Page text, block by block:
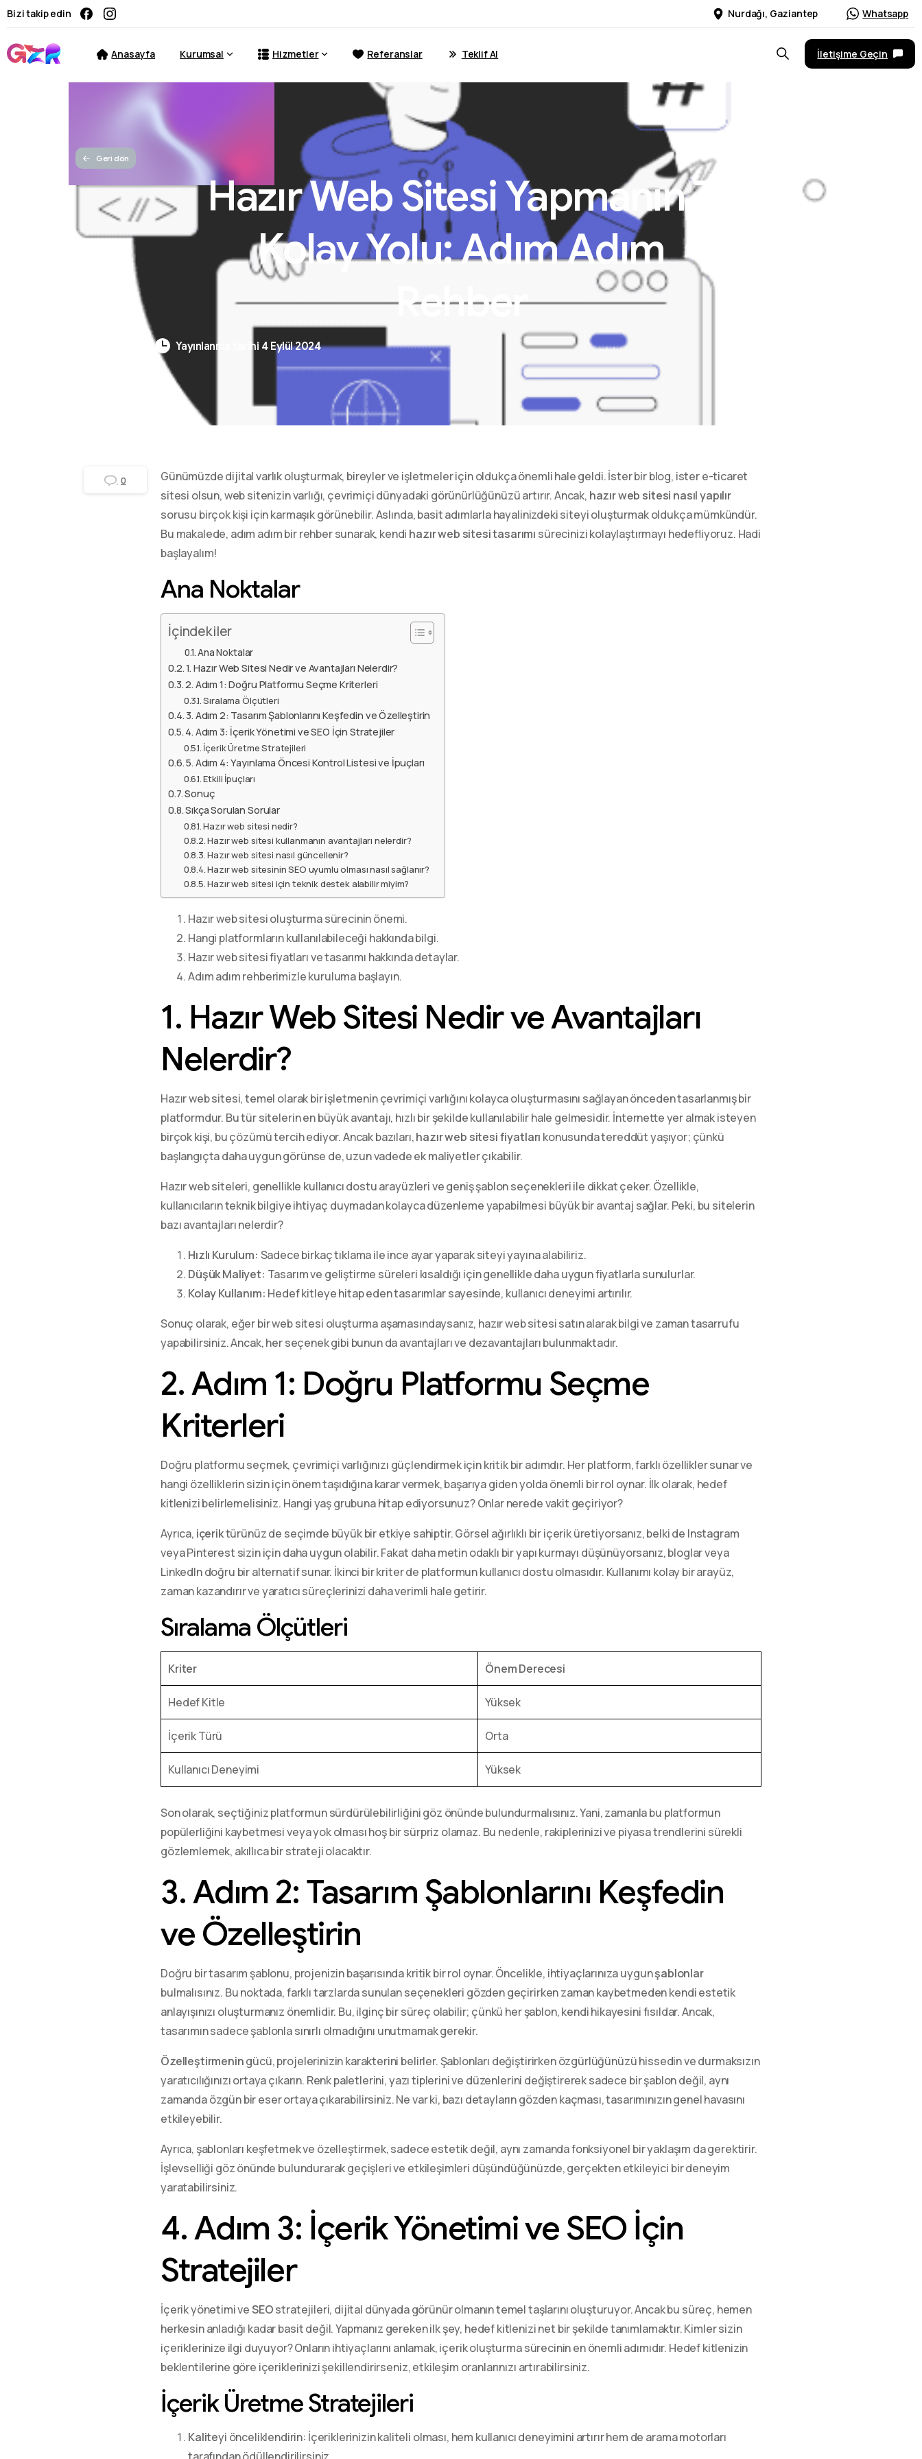
Bizi takip edin Nurdağı, Gaziantep Whatsapp
Anasayfa Kurumsal Hizmetler Referanslar Teklif Al İletişime Geçin
Geri dön
HazırWebSitesiYapmanın7
KolayYolu:AdımAdım
Rehber
GZR Ajans Yayınlanma tarihi 4 Eylül 2024
0
Günümüzde dijital varlık oluşturmak, bireyler ve işletmeler için oldukça önemli hale geldi. İster bir blog, ister e-ticaret
sitesi olsun, web sitenizin varlığı, çevrimiçi dünyadaki görünürlüğünüzü artırır. Ancak, hazır web sitesi nasıl yapılır
sorusu birçok kişi için karmaşık görünebilir. Aslında, basit adımlarla hayalinizdeki siteyi oluşturmak oldukça mümkündür.
Bu makalede, adım adım bir rehber sunarak, kendi hazır web sitesi tasarımı sürecinizi kolaylaştırmayı hedefliyoruz. Hadi
başlayalım!
Ana Noktalar
İçindekiler
Ana Noktalar
1. Hazır Web Sitesi Nedir ve Avantajları Nelerdir?
2. Adım 1: Doğru Platformu Seçme Kriterleri
Sıralama Ölçütleri
3. Adım 2: Tasarım Şablonlarını Keşfedin ve Özelleştirin
4. Adım 3: İçerik Yönetimi ve SEO İçin Stratejiler
İçerik Üretme Stratejileri
5. Adım 4: Yayınlama Öncesi Kontrol Listesi ve İpuçları
Etkili İpuçları
Sonuç
Sıkça Sorulan Sorular
Hazır web sitesi nedir?
Hazır web sitesi kullanmanın avantajları nelerdir?
Hazır web sitesi nasıl güncellenir?
Hazır web sitesinin SEO uyumlu olması nasıl sağlanır?
Hazır web sitesi için teknik destek alabilir miyim?
Hazır web sitesi oluşturma sürecinin önemi.
Hangi platformların kullanılabileceği hakkında bilgi.
Hazır web sitesi fiyatları ve tasarımı hakkında detaylar.
Adım adım rehberimizle kuruluma başlayın.
1. Hazır Web Sitesi Nedir ve Avantajları
Nelerdir?
Hazır web sitesi, temel olarak bir işletmenin çevrimiçi varlığını kolayca oluşturmasını sağlayan önceden tasarlanmış bir
platformdur. Bu tür sitelerin en büyük avantajı, hızlı bir şekilde kullanılabilir hale gelmesidir. İnternette yer almak isteyen
birçok kişi, bu çözümü tercih ediyor. Ancak bazıları,hazır web sitesi fiyatları konusunda tereddüt yaşıyor; çünkü
başlangıçta daha uygun görünse de, uzun vadede ek maliyetler çıkabilir.
Hazır web siteleri, genellikle kullanıcı dostu arayüzleri ve geniş şablon seçenekleri ile dikkat çeker. Özellikle,
kullanıcıların teknik bilgiye ihtiyaç duymadan kolayca düzenleme yapabilmesi büyük bir avantaj sağlar. Peki, bu sitelerin
bazı avantajları nelerdir?
Hızlı Kurulum: Sadece birkaç tıklama ile ince ayar yaparak siteyi yayına alabiliriz.
Düşük Maliyet: Tasarım ve geliştirme süreleri kısaldığı için genellikle daha uygun fiyatlarla sunulurlar.
Kolay Kullanım: Hedef kitleye hitap eden tasarımlar sayesinde, kullanıcı deneyimi artırılır.
Sonuç olarak, eğer bir web sitesi oluşturma aşamasındaysanız, hazır web sitesi satın alarak bilgi ve zaman tasarrufu
yapabilirsiniz. Ancak, her seçenek gibi bunun da avantajları ve dezavantajları bulunmaktadır.
2. Adım 1: Doğru Platformu Seçme
Kriterleri
Doğru platformu seçmek, çevrimiçi varlığınızı güçlendirmek için kritik bir adımdır. Her platform, farklı özellikler sunar ve
hangi özelliklerin sizin için önem taşıdığına karar vermek, başarıya giden yolda önemli bir rol oynar. İlk olarak, hedef
kitlenizi belirlemelisiniz. Hangi yaş grubuna hitap ediyorsunuz? Onlar nerede vakit geçiriyor?
Ayrıca, içeriktürünüz de seçimde büyük bir etkiye sahiptir. Görsel ağırlıklı bir içerik üretiyorsanız, belki de Instagram
veya Pinterest sizin için daha uygun olabilir. Fakat daha metin odaklı bir yapı kurmayı düşünüyorsanız, bloglar veya
LinkedIn doğru bir alternatif sunar. İkinci bir kriter de platformun kullanıcı dostu olmasıdır. Kullanımı kolay bir arayüz,
zaman kazandırır ve yaratıcı süreçlerinizi daha verimli hale getirir.
Sıralama Ölçütleri
Kriter Önem Derecesi
Hedef Kitle Yüksek
İçerik Türü Orta
Kullanıcı Deneyimi Yüksek
Son olarak, seçtiğiniz platformun sürdürülebilirliğini göz önünde bulundurmalısınız. Yani, zamanla bu platformun
popülerliğini kaybetmesi veya yok olması hoş bir sürpriz olamaz. Bu nedenle, rakiplerinizi ve piyasa trendlerini sürekli
gözlemlemek, akıllıca bir strateji olacaktır.
3. Adım 2: Tasarım Şablonlarını Keşfedin
ve Özelleştirin
Doğru bir tasarım şablonu, projenizin başarısında kritik bir rol oynar. Öncelikle, ihtiyaçlarınıza uygunşablonlar
bulmalısınız. Bu noktada, farklı tarzlarda sunulan seçenekleri gözden geçirirken zaman kaybetmeden kendi estetik
anlayışınızı oluşturmanız önemlidir. Bu, ilginç bir süreç olabilir; çünkü her şablon, kendi hikayesini fısıldar. Ancak,
tasarımın sadece şablonla sınırlı olmadığını unutmamak gerekir.
Özelleştirmeningücü, projelerinizin karakterini belirler. Şablonları değiştirirken özgürlüğünüzü hissedin ve durmaksızın
yaratıcılığınızı ortaya çıkarın. Renk paletlerini, yazı tiplerini ve düzenlerini değiştirerek sadece bir şablon değil, aynı
zamanda özgün bir eser ortaya çıkarabilirsiniz. Ne var ki, bazı detayların gözden kaçması, tasarımınızın genel havasını
etkileyebilir.
Ayrıca, şablonları keşfetmek ve özelleştirmek, sadece estetik değil, aynı zamanda fonksiyonel bir yaklaşım da gerektirir.
İşlevselliği göz önünde bulundurarak geçişleri ve etkileşimleri düşündüğünüzde, gerçekten etkileyici bir deneyim
yaratabilirsiniz.
4. Adım 3: İçerik Yönetimi ve SEO İçin
Stratejiler
İçerik yönetimi veSEOstratejileri, dijital dünyada görünür olmanın temel taşlarını oluşturuyor. Ancak bu süreç, hemen
herkesin anladığı kadar basit değil. Yapmanız gereken ilk şey, hedef kitlenizi net bir şekilde tanımlamaktır. Kimler sizin
içeriklerinize ilgi duyuyor? Onların ihtiyaçlarını anlamak, içerik oluşturma sürecinin en önemli adımıdır. Hedef kitlenizin
beklentilerine göre içeriklerinizi şekillendirirseniz, etkileşim oranlarınızı artırabilirsiniz.
İçerik Üretme Stratejileri
Kaliteyi önceliklendirin: İçeriklerinizin kaliteli olması, hem kullanıcı deneyimini artırır hem de arama motorları